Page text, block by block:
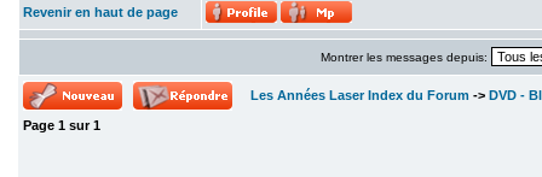
Revenir en haut de page
Montrer les messages depuis:
Les Années Laser Index du Forum -> DVD -
Page 1 sur1